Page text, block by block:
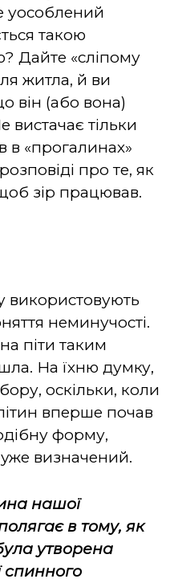
уособлений
такою
Дайте «сліпому
житла, й ви
він (або вона)
вистачає тільки
в «прогалинах»
про те, як
зір працював.
використовують
неминучості.
піти таким
На їхню думку,
оскільки, коли
вперше почав
форму,
визначений.
нашої
полягає в тому,як
утворена
спинного